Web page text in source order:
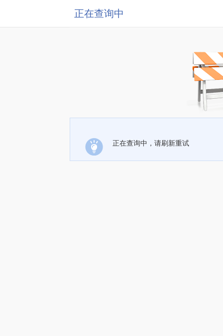
正在查询中
正在查询中，请刷新重试